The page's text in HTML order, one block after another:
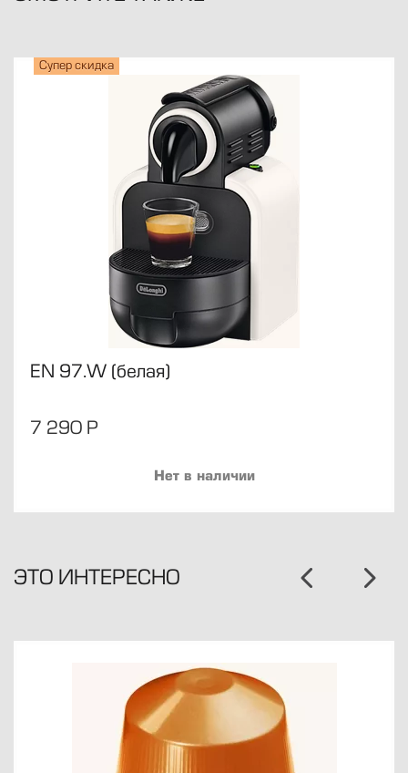
Супер скидка
EN 97.W (белая)
7 290 Р
Нет в наличии
ЭТО ИНТЕРЕСНО